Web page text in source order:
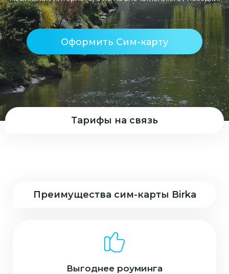
Оформить Сим-карту
Тарифы на связь
Преимущества сим-карты Birka
Выгоднее роуминга